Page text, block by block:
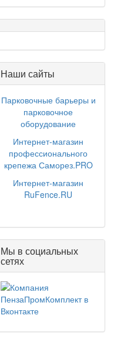
Наши сайты
Парковочные барьеры и
парковочное
оборудование
Интернет-магазин
профессионального
крепежа Саморез.PRO
Интернет-магазин
RuFence.RU
Мы в социальных
сетях